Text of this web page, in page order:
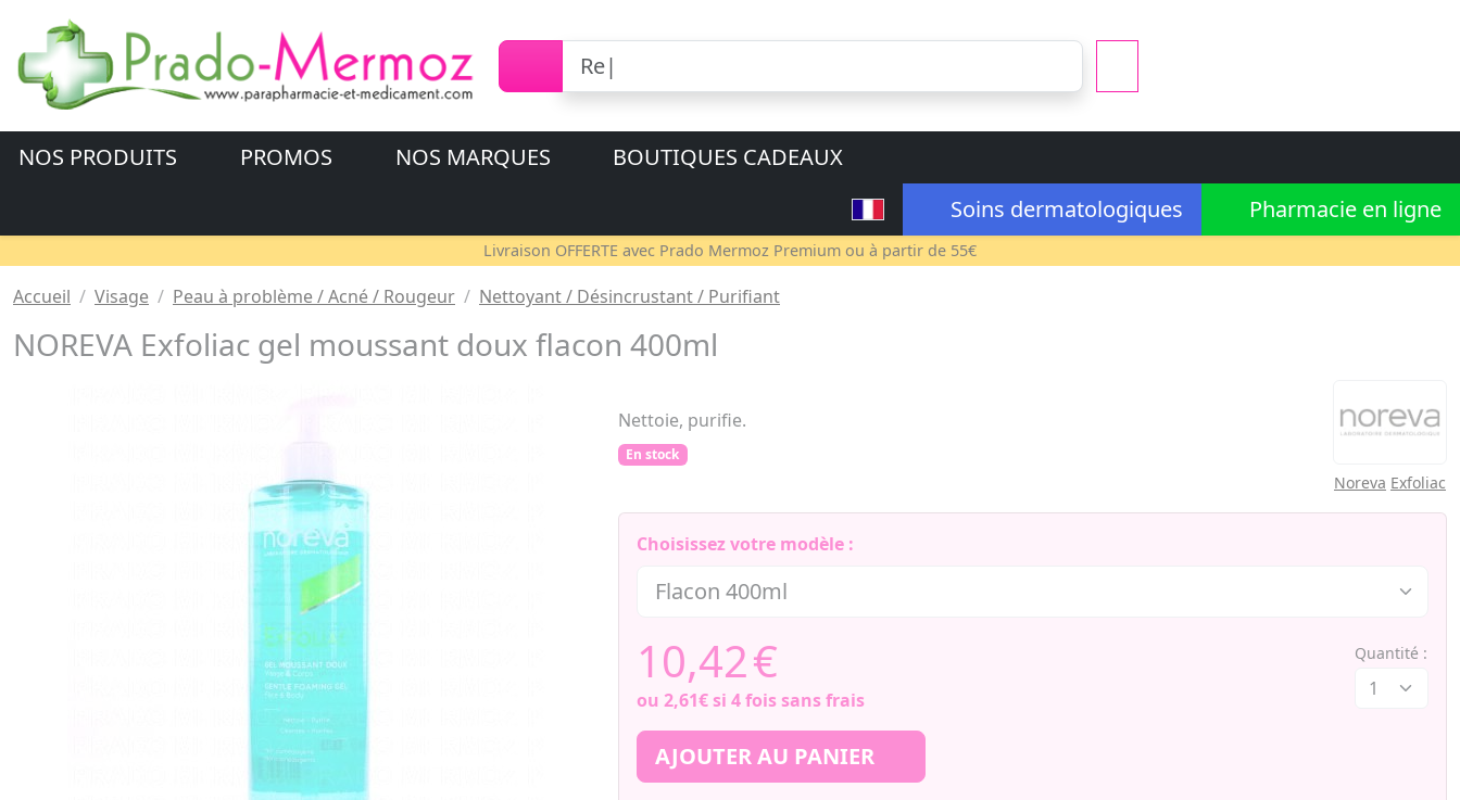
NOS PRODUITS PROMOS NOS MARQUES
BOUTIQUES CADEAUX
Soins dermatologiques
Pharmacie en ligne
Livraison OFFERTE avec Prado Mermoz Premium ou à partir de 55€
Accueil Visage Peau à problème / Acné / Rougeur Nettoyant / Désincrustant / Purifiant
NOREVA Exfoliac gel moussant doux flacon 400ml
Nettoie, purifie.
En stock
Noreva Exfoliac
Choisissez votre modèle :
10,42€
ou 2,61€si 4 fois sans frais
Quantité :
AJOUTER AU PANIER